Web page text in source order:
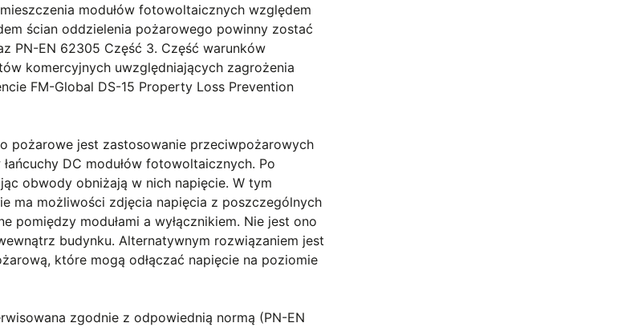
modułów fotowoltaicznych względem
ścian oddzielenia pożarowego powinny zostać
PN-EN 62305 Część 3. Część warunków
komercyjnych uwzględniających zagrożenia
FM-Global DS-15 Property Loss Prevention
pożarowe jest zastosowanie przeciwpożarowych
DC modułów fotowoltaicznych. Po
obwody obniżają w nich napięcie. W tym
ma możliwości zdjęcia napięcia z poszczególnych
pomiędzy modułami a wyłącznikiem. Nie jest ono
budynku. Alternatywnym rozwiązaniem jest
które mogą odłączać napięcie na poziomie
zgodnie z odpowiednią normą (PN-EN